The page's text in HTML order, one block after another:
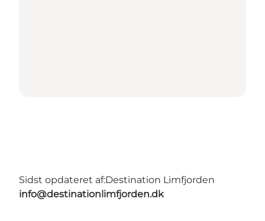
Sidst opdateret af:Destination Limfjorden
info@destinationlimfjorden.dk